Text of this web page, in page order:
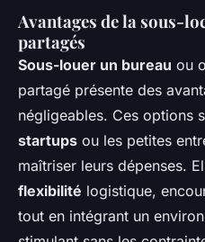
Avantages de la sous-
partagés
Sous-louer un bureau ou
partagé présente des
négligeables. Ces options
startups ou les petites
maîtriser leurs dépenses.
flexibilité logistique,
tout en intégrant un